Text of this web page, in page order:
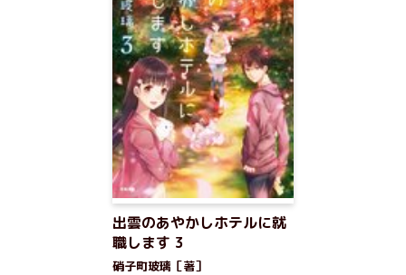
出雲のあやかしホテルに就
職します 3
硝子町玻璃［著］